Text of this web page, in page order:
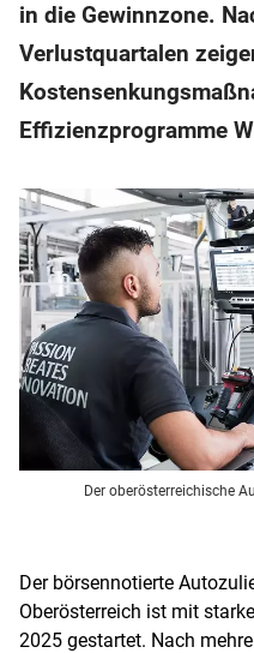
in die Gewinnzone.
Verlustquartalen
Effizienzprogramme
Der oberösterreichische
Der börsennotierte
Oberösterreich ist mit
2025 gestartet. Nach